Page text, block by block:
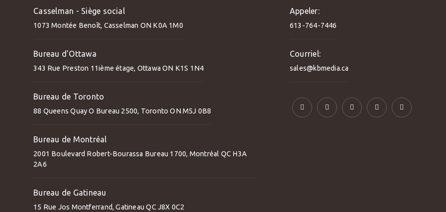
Casselman - Siège social
1073 Montée Benoît, Casselman ON K0A 1M0
Bureau d’Ottawa
343 Rue Preston 11ième étage, Ottawa ON K1S 1N4
Bureau de Toronto
88 Queens Quay O Bureau 2500, Toronto ON M5J 0B8
Bureau de Montréal
2001 Boulevard Robert-Bourassa Bureau 1700, Montréal QC H3A
2A6
Bureau de Gatineau
15 Rue Jos Montferrand, Gatineau QC J8X 0C2
Appeler:
613-764-7446
Courriel:
sales@kbmedia.ca